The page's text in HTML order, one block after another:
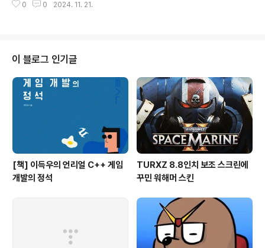
이블을 고려하여 세로로 설치하였다. 스킨 제작은 기본 스
0 0 2024. 11. 21.
이 블로그 인기글
[책] 이득우의 언리얼 C++ 게임
개발의 정석
TURXZ 8.8인치 보조 스크린에
꾸민 워해머 스킨